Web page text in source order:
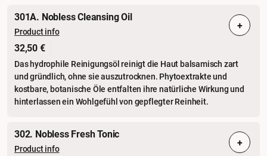
301A. Nobless Cleansing Oil
Product info
32,50 €
Das hydrophile Reinigungsöl reinigt die Haut balsamisch zart
und gründlich, ohne sie auszutrocknen. Phytoextrakte und
kostbare, botanische Öle entfalten ihre natürliche Wirkung und
hinterlassen ein Wohlgefühl von gepflegter Reinheit.
+
302. Nobless Fresh Tonic
Product info +